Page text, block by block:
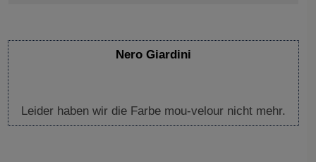
Nero Giardini
Leider haben wir die Farbe mou-velour nicht mehr.